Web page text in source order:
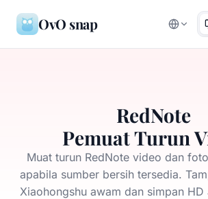
OvO snap
RedNote
Pemuat Turun
Muat turun RedNote video dan
apabila sumber bersih tersedia.
Xiaohongshu awam dan simpan HD